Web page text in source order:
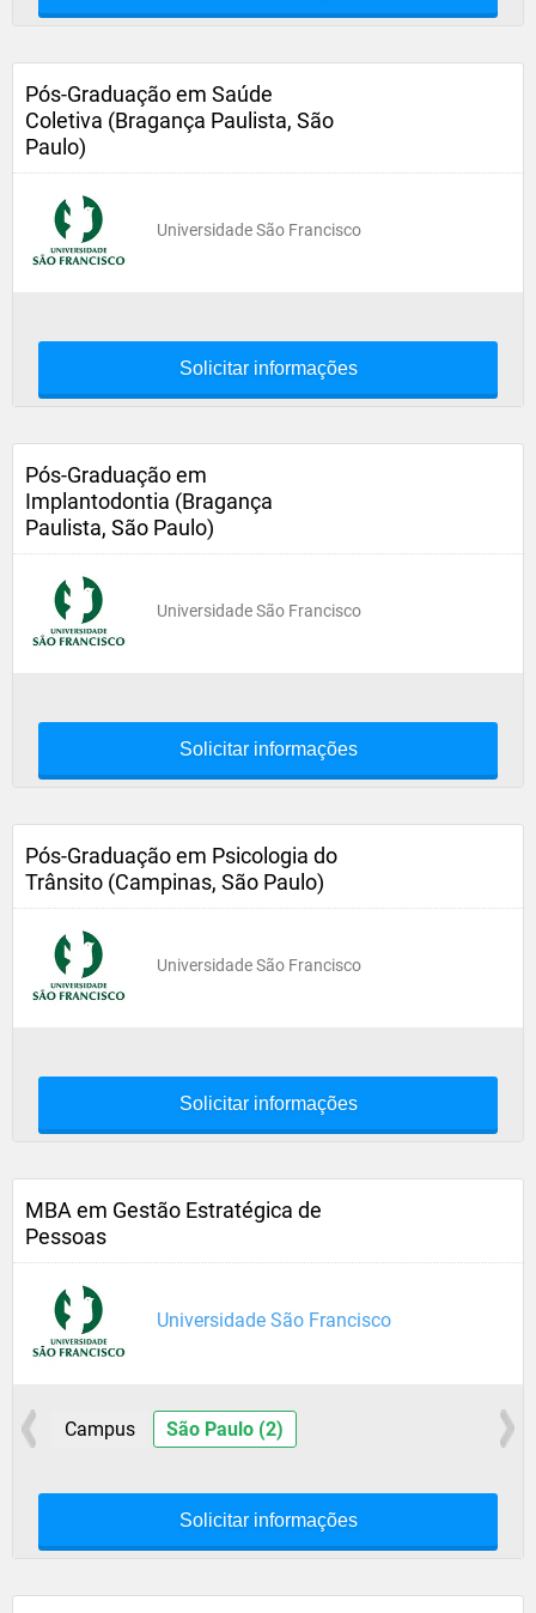
Pós-Graduação em Saúde
Coletiva (Bragança Paulista, São
Paulo)
Universidade São Francisco
Solicitar informações
Pós-Graduação em
Implantodontia (Bragança
Paulista, São Paulo)
Universidade São Francisco
Solicitar informações
Pós-Graduação em Psicologia do
Trânsito (Campinas, São Paulo)
Universidade São Francisco
Solicitar informações
MBA em Gestão Estratégica de
Pessoas
Universidade São Francisco
Campus São Paulo (2)
Solicitar informações